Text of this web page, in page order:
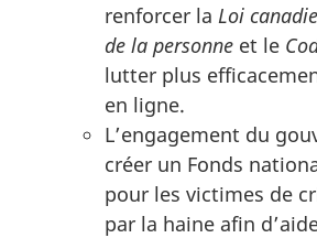
renforcer la Loi
de la personne et le
lutter plus
en ligne.
L’engagement du
créer un Fonds
pour les victimes de
par la haine afin